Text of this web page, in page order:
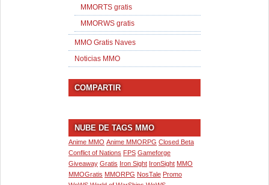
MMORTS gratis
MMORWS gratis
MMO Gratis Naves
Noticias MMO
COMPARTIR
NUBE DE TAGS MMO
Anime MMO Anime MMORPG Closed Beta
Conflict of Nations FPS Gameforge
Giveaway Gratis Iron Sight IronSight MMO
MMOGratis MMORPG NosTale Promo